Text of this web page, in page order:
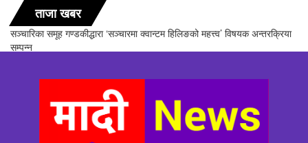
ताजा खबर
सञ्चारिका समूह गण्डकीद्धारा ‘सञ्चारमा क्वान्टम हिलिङको महत्त्व’ विषयक अन्तरक्रिया
सम्पन्न